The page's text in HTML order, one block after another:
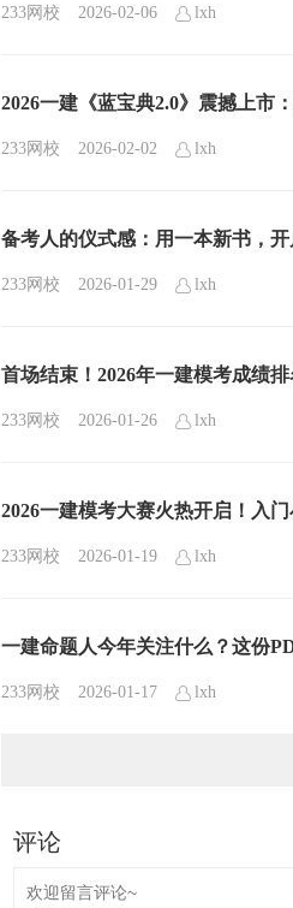
233网校 2026-02-06 lxh
2026一建《蓝宝典2.0》震撼上市
233网校 2026-02-02 lxh
备考人的仪式感：用一本新书，开
233网校 2026-01-29 lxh
首场结束！2026年一建模考成绩
233网校 2026-01-26 lxh
2026一建模考大赛火热开启！入门
233网校 2026-01-19 lxh
一建命题人今年关注什么？这份
233网校 2026-01-17 lxh